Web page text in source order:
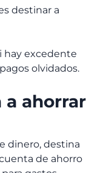
destinar a
hay excedente
olvidados.
a ahorrar
dinero, destina
de ahorro